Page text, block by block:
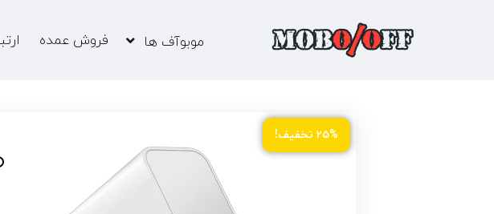
موبوآف ها فروش عمده
۲۵% تخفیف!